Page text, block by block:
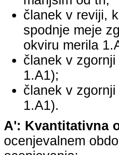
članek v reviji,
spodnje meje
okviru merila
članek v
1.A1);
članek v
1.A1).
A': Kvantitativna
ocenjevalnem